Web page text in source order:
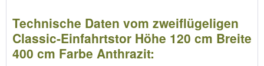
Technische Daten vom zweiflügeligen
Classic-Einfahrtstor Höhe 120 cm Breite
400 cm Farbe Anthrazit: